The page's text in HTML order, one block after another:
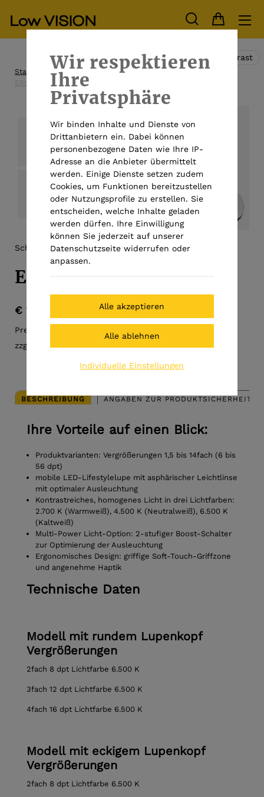
Hoher Kontrast
Startseite Alle Produkte Lesehilfen
optische Lupen
ERGO Lux MP mobil
Schweizer
ERGO Lux MP mobil
€ 124,00
Preis inkl. MwSt.
zzgl. Versandkosten
BESCHREIBUNG ANGABEN ZUR PRODUKTSICHERHEIT
Ihre Vorteile auf einen Blick:
Produktvarianten: Vergrößerungen 1,5 bis 14fach (6 bis
56 dpt)
mobile LED-Lifestylelupe mit asphärischer Leichtlinse
mit optimaler Ausleuchtung
Kontrastreiches, homogenes Licht in drei Lichtfarben:
2.700 K (Warmweiß), 4.500 K (Neutralweiß), 6.500 K
(Kaltweiß)
Multi-Power Licht-Option: 2-stufiger Boost-Schalter
zur Optimierung der Ausleuchtung
Ergonomisches Design: griffige Soft-Touch-Griffzone
und angenehme Haptik
Technische Daten
Modell mit rundem Lupenkopf
Vergrößerungen
2fach 8 dpt Lichtfarbe 6.500 K
3fach 12 dpt Lichtfarbe 6.500 K
4fach 16 dpt Lichtfarbe 6.500 K
Modell mit eckigem Lupenkopf
Vergrößerungen
2fach 8 dpt Lichtfarbe 6.500 K
Wir respektieren
Ihre
Privatsphäre
Wir binden Inhalte und Dienste von
Drittanbietern ein. Dabei können
personenbezogene Daten wie Ihre IP-
Adresse an die Anbieter übermittelt
werden. Einige Dienste setzen zudem
Cookies, um Funktionen bereitzustellen
oder Nutzungsprofile zu erstellen. Sie
entscheiden, welche Inhalte geladen
werden dürfen. Ihre Einwilligung
können Sie jederzeit auf unserer
Datenschutzseite widerrufen oder
anpassen.
Individuelle Einstellungen